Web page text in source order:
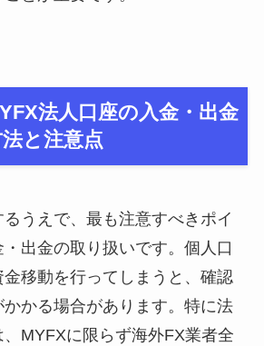
法人口座の入金・出金
と注意点
うえで、最も注意すべきポイ
出金の取り扱いです。個人口
移動を行ってしまうと、確認
かる場合があります。特に法
MYFXに限らず海外FX業者全